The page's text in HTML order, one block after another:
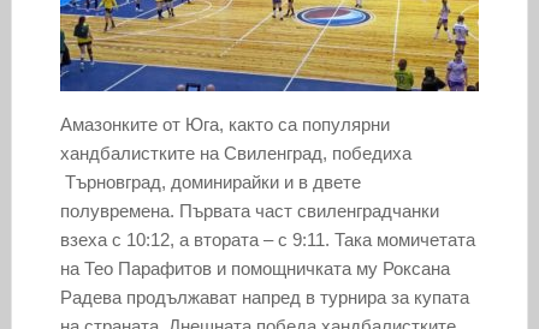
Амазонките от Юга, както са популярни
хандбалистките на Свиленград, победиха
Търновград, доминирайки и в двете
полувремена. Първата част свиленградчанки
взеха с 10:12, а втората – с 9:11. Така момичетата
на Тео Парафитов и помощничката му Роксана
Радева продължават напред в турнира за купата